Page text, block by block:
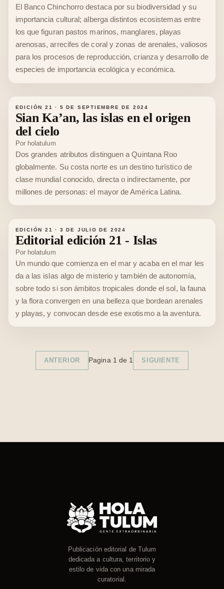
El Banco Chinchorro destaca por su biodiversidad y su
importancia cultural; alberga distintos ecosistemas entre
los que figuran pastos marinos, manglares, playas
arenosas, arrecifes de coral y zonas de arenales, valiosos
para los procesos de reproducción, crianza y desarrollo de
especies de importancia ecológica y económica.
EDICIÓN 21 · 5 DE SEPTIEMBRE DE 2024
Sian Ka’an, las islas en el origen
del cielo
Por holatulum
Dos grandes atributos distinguen a Quintana Roo
globalmente. Su costa norte es un destino turístico de
clase mundial conocido, directa o indirectamente, por
millones de personas: el mayor de América Latina.
EDICIÓN 21 · 3 DE JULIO DE 2024
Editorial edición 21 - Islas
Por holatulum
Un mundo que comienza en el mar y acaba en el mar les
da a las islas algo de misterio y también de autonomía,
sobre todo si son ámbitos tropicales donde el sol, la fauna
y la flora convergen en una belleza que bordean arenales
y playas, y convocan desde ese exotismo a la aventura.
ANTERIOR Pagina 1 de 1 SIGUIENTE
Publicación editorial de Tulum
dedicada a cultura, territorio y
estilo de vida con una mirada
curatorial.